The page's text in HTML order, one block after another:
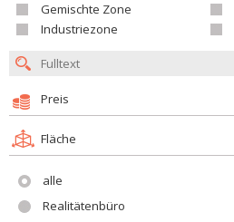
Gemischte Zone
Industriezone
Preis
Fläche
alle
Realitätenbüro